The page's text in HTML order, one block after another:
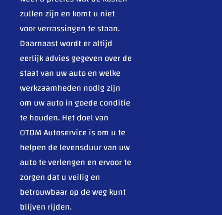
zullen zijn en komt u niet
voor verrassingen te staan.
Daarnaast wordt er altijd
eerlijk advies gegeven over de
staat van uw auto en welke
werkzaamheden nodig zijn
om uw auto in goede conditie
te houden. Het doel van
OTOM Autoservice is om u te
helpen de levensduur van uw
auto te verlengen en ervoor te
zorgen dat u veilig en
betrouwbaar op de weg kunt
blijven rijden.